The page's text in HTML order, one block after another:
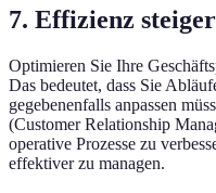
7. Effizienz
Optimieren Sie Ihre
Das bedeutet, dass Sie
gegebenenfalls anpassen
(Customer Relationship
operative Prozesse zu
effektiver zu managen.